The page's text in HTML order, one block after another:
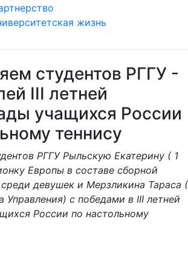
жизнь
студентов РГГУ -
III летней
учащихся России
теннису
РГГУ Рыльскую Екатерину ( 1
Европы в составе сборной
девушек и Мерзликина Тараса (
Управления) с победами в III летней
России по настольному